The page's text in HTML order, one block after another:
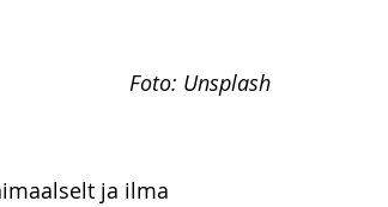
Foto: Unsplash
ja ilma